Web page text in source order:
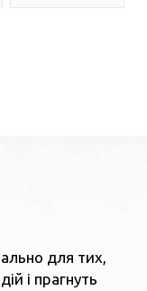
для тих,
і прагнуть